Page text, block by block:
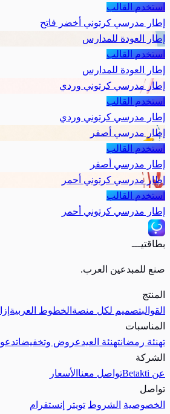
استخدم القالب
إطار مدرسي كرتوني أخضر فاتح
إطار العودة للمدارس
استخدم القالب
إطار العودة للمدارس
إطار مدرسي كرتوني وردي
استخدم القالب
إطار مدرسي كرتوني وردي
إطار مدرسي أصفر
استخدم القالب
إطار مدرسي أصفر
إطار مدرسي كرتوني أحمر
استخدم القالب
إطار مدرسي كرتوني أحمر
بطاقتيـــ
صنع للمبدعين العرب.
المنتج
القوالبتصميم لكل منصة الخطوط العربية
المناسبات
تهنئة رمضانتهنئة العيدعروض وتخفيضات
الشركة
عن Betakti
تواصل معنا الأسعار
تواصل
الخصوصية الشروط تويتر إنستقرام